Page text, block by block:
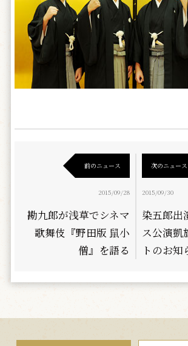
前のニュース
2015/09/28
勘九郎が浅草でシネマ
歌舞伎『野田版 鼠小
僧』を語る
次のニュース
2015/09/30
染五郎出
ス公演凱
トのお知